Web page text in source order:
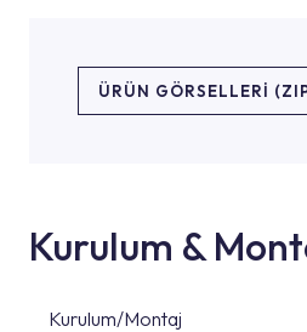
ÜRÜN GÖRSELLERI
Kurulum &
Kurulum/Montaj